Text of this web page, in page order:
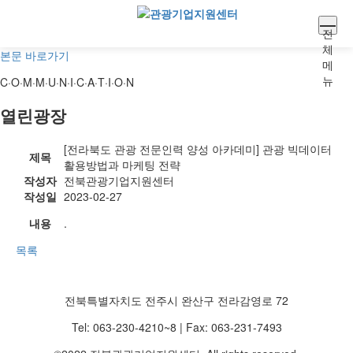
본문 바로가기
전
체
메
뉴
C·O·M·M·U·N·I·C·A·T·I·O·N
열린광장
제목
[전라북도 관광 전문인력 양성 아카데미] 관광 빅데이터
활용방법과 마케팅 전략
작성자 전북관광기업지원센터
작성일 2023-02-27
내용
.
목록
전북특별자치도 전주시 완산구 전라감영로 72
Tel: 063-230-4210~8 | Fax: 063-231-7493